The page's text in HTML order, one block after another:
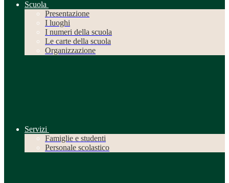
Scuola
Presentazione
I luoghi
I numeri della scuola
Le carte della scuola
Organizzazione
Servizi
Famiglie e studenti
Personale scolastico